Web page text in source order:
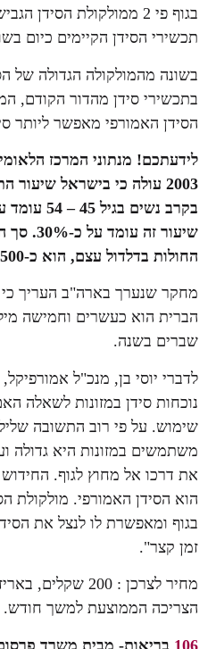
בגוף פי 2 ממולקולת
תכשירי הסידן הקיימים כיום
בשונה מהמולקולה הגדולה של
בתכשירי סידן מהדור הקודם,
הסידן האמורפי מאפשר ליותר
לידעתכם! מנתוני המרכז
2003 עולה כי בישראל
החולות בדלדול עצם, הוא כ-194,500 חולות.
מחקר שנערך בארה"ב העריך
שברים בשנה.
לדברי יוסי בן, מנכ"ל
נוכחות סידן במזונות לשאלה
שימוש. על פי רוב התשובה
משתמשים במזונות היא גדולה
הוא הסידן האמורפי. מולקולת
בגוף ומאפשרת לו לנצל את
זמן קצר".
הצריכה הממוצעת למשך חודש.
106 בריאות- מבית משרד